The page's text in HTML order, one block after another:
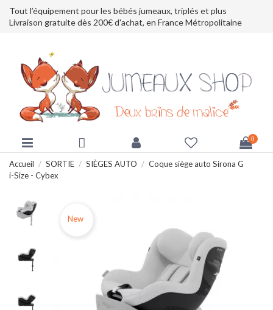
Tout l’équipement pour les bébés jumeaux, triplés et plus
Livraison gratuite dès 200€ d'achat, en France Métropolitaine
0
Accueil SORTIE SIÈGES AUTO
Coque siège auto Sirona G
i-Size - Cybex
New